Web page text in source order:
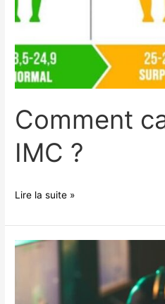
Comment
IMC ?
Lire la suite »
Marque